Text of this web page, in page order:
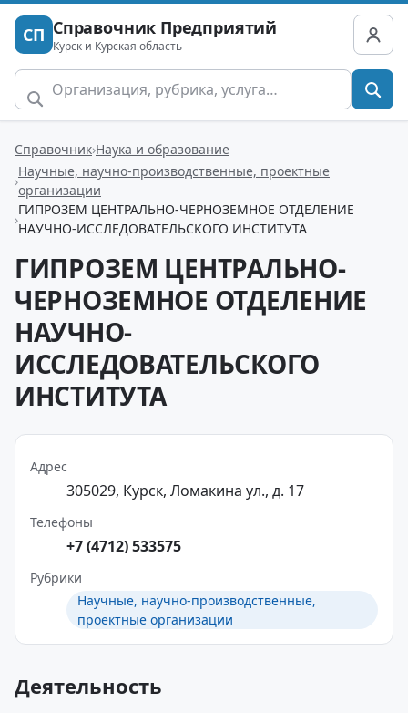
СП Справочник Предприятий
Курск и Курская область
Справочник Наука и образование
Научные, научно-производственные, проектные
организации
ГИПРОЗЕМ ЦЕНТРАЛЬНО-ЧЕРНОЗЕМНОЕ ОТДЕЛЕНИЕ
НАУЧНО-ИССЛЕДОВАТЕЛЬСКОГО ИНСТИТУТА
ГИПРОЗЕМ ЦЕНТРАЛЬНО-
ЧЕРНОЗЕМНОЕ ОТДЕЛЕНИЕ
НАУЧНО-
ИССЛЕДОВАТЕЛЬСКОГО
ИНСТИТУТА
Адрес
305029, Курск, Ломакина ул., д. 17
Телефоны
+7 (4712) 533575
Рубрики
Научные, научно-производственные,
проектные организации
Деятельность